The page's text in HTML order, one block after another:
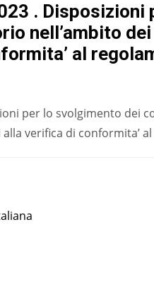
.
nell’ambito
al
per lo svolgimento dei
verifica di conformita’